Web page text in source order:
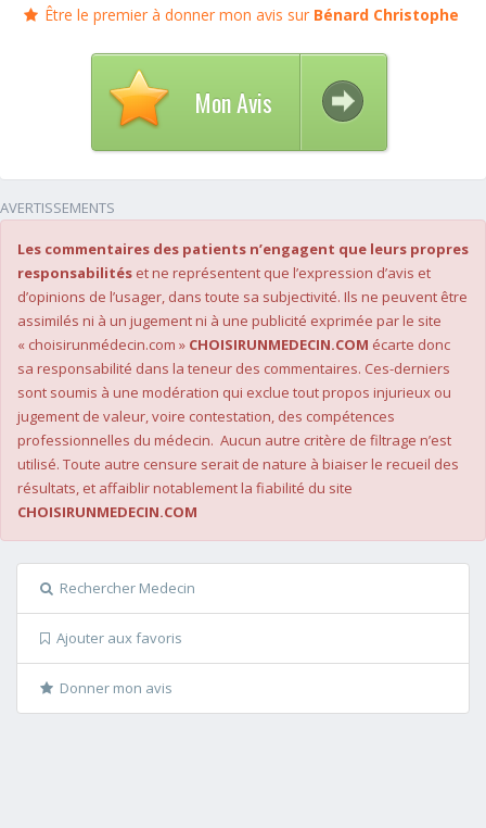
Être le premier à donner mon avis sur Bénard Christophe
Mon Avis
AVERTISSEMENTS
Les commentaires des patients n’engagent que leurs propres
responsabilités et ne représentent que l’expression d’avis et
d’opinions de l’usager, dans toute sa subjectivité. Ils ne peuvent être
assimilés ni à un jugement ni à une publicité exprimée par le site
« choisirunmédecin.com » CHOISIRUNMEDECIN.COM écarte donc
sa responsabilité dans la teneur des commentaires. Ces-derniers
sont soumis à une modération qui exclue tout propos injurieux ou
jugement de valeur, voire contestation, des compétences
professionnelles du médecin. Aucun autre critère de filtrage n’est
utilisé. Toute autre censure serait de nature à biaiser le recueil des
résultats, et affaiblir notablement la fiabilité du site
CHOISIRUNMEDECIN.COM
Rechercher Medecin
Ajouter aux favoris
Donner mon avis